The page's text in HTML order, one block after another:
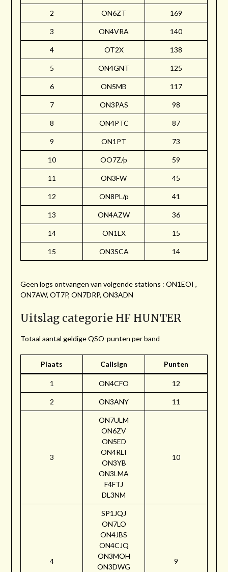
2 ON6ZT 169
3 ON4VRA 140
4 OT2X 138
5 ON4GNT 125
6 ON5MB 117
7 ON3PAS 98
8 ON4PTC 87
9 ON1PT 73
10 OO7Z/p 59
11 ON3FW 45
12 ON8PL/p 41
13 ON4AZW 36
14 ON1LX 15
15 ON3SCA 14
Geen logs ontvangen van volgende stations : ON1EOI ,
ON7AW, OT7P, ON7DRP, ON3ADN
Uitslag categorie HF HUNTER
Totaal aantal geldige QSO-punten per band
Plaats Callsign Punten
1 ON4CFO 12
2 ON3ANY 11
3
ON7ULM
ON6ZV
ON5ED
ON4RLI
ON3YB
ON3LMA
F4FTJ
DL3NM
10
4
SP1JQJ
ON7LO
ON4JBS
ON4CJQ
ON3MOH
ON3DWG
9